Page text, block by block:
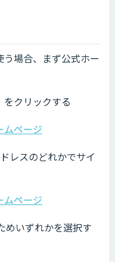
場合、まず公式ホー
クリックする
ページ
レスのどれかでサイ
ページ
いずれかを選択す